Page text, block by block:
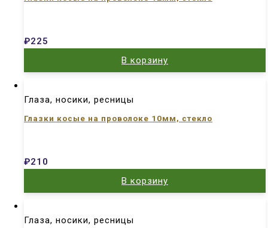
₽225
В корзину
Глаза, носики, ресницы
Глазки косые на проволоке 10мм, стекло
₽210
В корзину
Глаза, носики, ресницы